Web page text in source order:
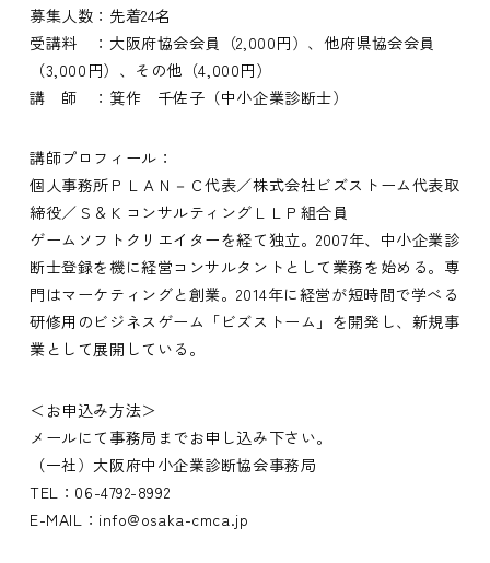
募集人数：先着24名
受講料 ：大阪府協会会員（2,000円）、他府県協会会員
（3,000円）、その他（4,000円）
講 師 ：箕作 千佐子（中小企業診断士）
講師プロフィール：
個人事務所ＰＬＡＮ－Ｃ代表／株式会社ビズストーム代表取
締役／Ｓ＆ＫコンサルティングＬＬＰ組合員
ゲームソフトクリエイターを経て独立。2007年、中小企業診
断士登録を機に経営コンサルタントとして業務を始める。専
門はマーケティングと創業。2014年に経営が短時間で学べる
研修用のビジネスゲーム「ビズストーム」を開発し、新規事
業として展開している。
＜お申込み方法＞
メールにて事務局までお申し込み下さい。
（一社）大阪府中小企業診断協会事務局
TEL：06-4792-8992
E-MAIL：info@osaka-cmca.jp